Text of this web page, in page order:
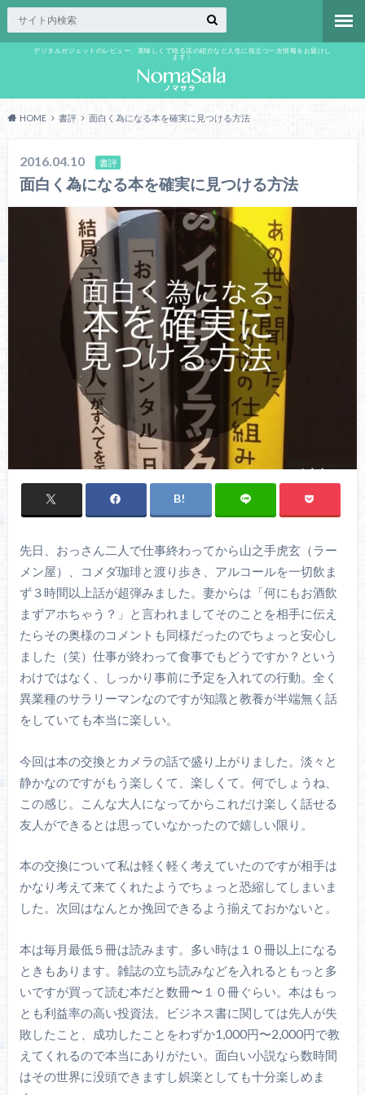
デジタルガジェットのレビュー、美味しくて唸る店の紹介など人生に役立つ一次情報をお届けし
ます！
HOME 書評 面白く為になる本を確実に見つける方法
2016.04.10 書評
面白く為になる本を確実に見つける方法
先日、おっさん二人で仕事終わってから山之手虎玄（ラー
メン屋）、コメダ珈琲と渡り歩き、アルコールを一切飲ま
ず３時間以上話が超弾みました。妻からは「何にもお酒飲
まずアホちゃう？」と言われましてそのことを相手に伝え
たらその奥様のコメントも同様だったのでちょっと安心し
ました（笑）仕事が終わって食事でもどうですか？という
わけではなく、しっかり事前に予定を入れての行動。全く
異業種のサラリーマンなのですが知識と教養が半端無く話
をしていても本当に楽しい。
今回は本の交換とカメラの話で盛り上がりました。淡々と
静かなのですがもう楽しくて、楽しくて。何でしょうね、
この感じ。こんな大人になってからこれだけ楽しく話せる
友人ができるとは思っていなかったので嬉しい限り。
本の交換について私は軽く軽く考えていたのですが相手は
かなり考えて来てくれたようでちょっと恐縮してしまいま
した。次回はなんとか挽回できるよう揃えておかないと。
本は毎月最低５冊は読みます。多い時は１０冊以上になる
ときもあります。雑誌の立ち読みなどを入れるともっと多
いですが買って読む本だと数冊〜１０冊ぐらい。本はもっ
とも利益率の高い投資法。ビジネス書に関しては先人が失
敗したこと、成功したことをわずか1,000円〜2,000円で教
えてくれるので本当にありがたい。面白い小説なら数時間
はその世界に没頭できますし娯楽としても十分楽しめま